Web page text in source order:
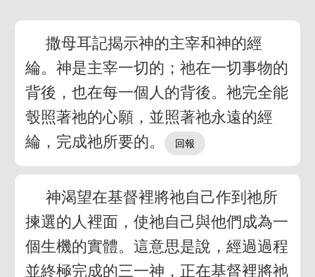
撒母耳記揭示神的主宰和神的經
綸。神是主宰一切的；祂在一切事物的
背後，也在每一個人的背後。祂完全能
彀照著祂的心願，並照著祂永遠的經
綸，完成祂所要的。
神渴望在基督裡將祂自己作到祂所
揀選的人裡面，使祂自己與他們成為一
個生機的實體。這意思是說，經過過程
並終極完成的三一神，正在基督裡將祂